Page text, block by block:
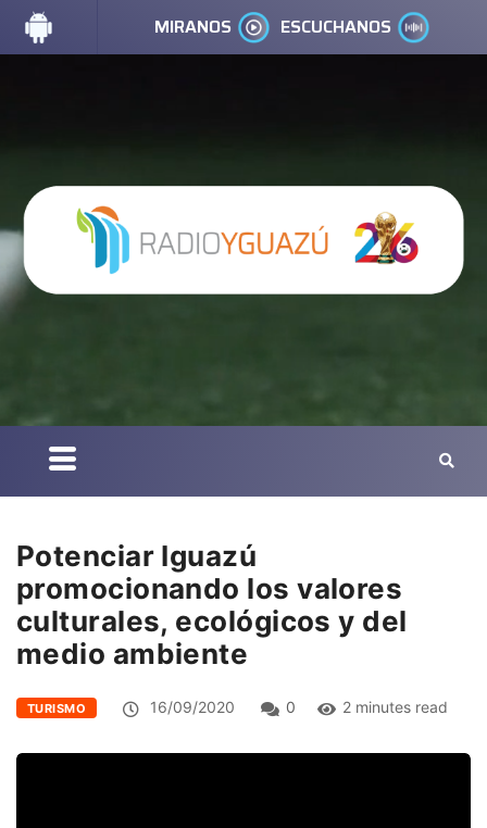
MIRANOS ESCUCHANOS
Potenciar Iguazú
promocionando los valores
culturales, ecológicos y del
medio ambiente
TURISMO 16/09/2020 0 2 minutes read